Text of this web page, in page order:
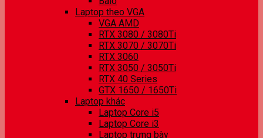
Laptop theo VGA
VGA AMD
RTX 3080 / 3080Ti
RTX 3070 / 3070Ti
RTX 3060
RTX 3050 / 3050Ti
RTX 40 Series
GTX 1650 / 1650Ti
Laptop khác
Laptop Core i5
Laptop Core i3
Laptop trưng bày